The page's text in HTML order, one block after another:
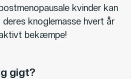
kvinder kan
knoglemasse hvert år
bekæmpe!
gigt?